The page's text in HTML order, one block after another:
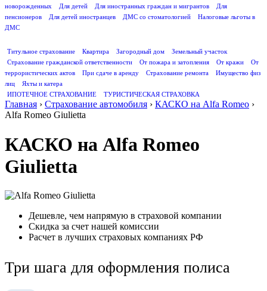
новорожденных
Для детей Для иностранных граждан и мигрантов
Для
пенсионеров
Для детей иностранцев ДМС со стоматологией
Налоговые льготы в
ДМС
Титульное страхование
Квартира Загородный дом
Земельный участок
Страхование гражданской ответственности
От пожара и затопления От кражи
От
террористических актов
При сдаче в аренду Страхование ремонта
Имущество физ
лиц
Яхты и катера
ИПОТЕЧНОЕ СТРАХОВАНИЕ
ТУРИСТИЧЕСКАЯ СТРАХОВКА
Главная › Страхование автомобиля › КАСКО на Alfa Romeo ›
Alfa Romeo Giulietta
КАСКО на Alfa Romeo
Giulietta
Дешевле, чем напрямую в страховой компании
Скидка за счет нашей комиссии
Расчет в лучших страховых компаниях РФ
Три шага для оформления полиса